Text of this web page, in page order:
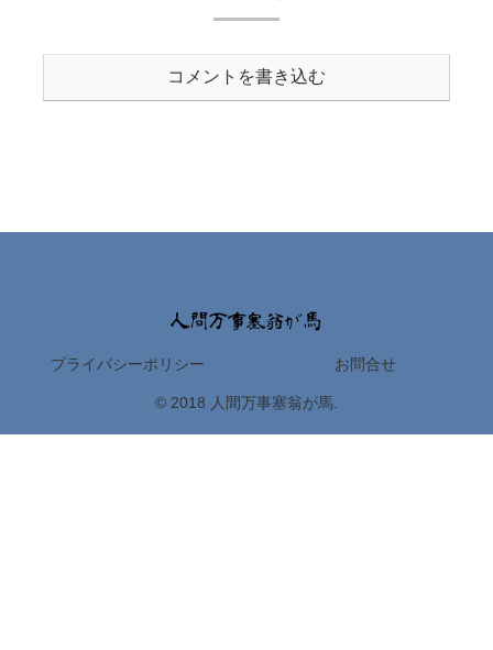
コメントを書き込む
プライバシーポリシー お問合せ
© 2018 人間万事塞翁が馬.